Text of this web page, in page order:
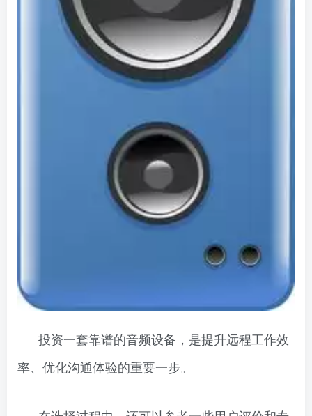
投资一套靠谱的音频设备，是提升远程工作效
率、优化沟通体验的重要一步。